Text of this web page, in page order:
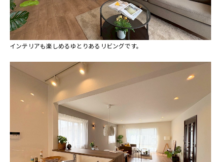
インテリアも楽しめるゆとりあるリビングです。